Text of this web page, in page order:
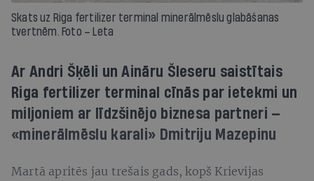
Skats uz Riga fertilizer terminal minerālmēslu glabāšanas
tvertnēm. Foto – Leta
Ar Andri Šķēli un Aināru Šleseru saistītais
Riga fertilizer terminal cīnās par ietekmi un
miljoniem ar līdzšinējo biznesa partneri —
«minerālmēslu karali» Dmitriju Mazepinu
Martā apritēs jau trešais gads, kopš Krievijas